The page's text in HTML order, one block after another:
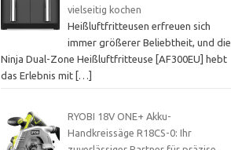
vielseitig kochen
Heißluftfritteusen erfreuen sich
immer größerer Beliebtheit, und die
Ninja Dual-Zone Heißluftfritteuse [AF300EU] hebt
das Erlebnis mit […]
RYOBI 18V ONE+ Akku-
Handkreissäge R18CS-0: Ihr